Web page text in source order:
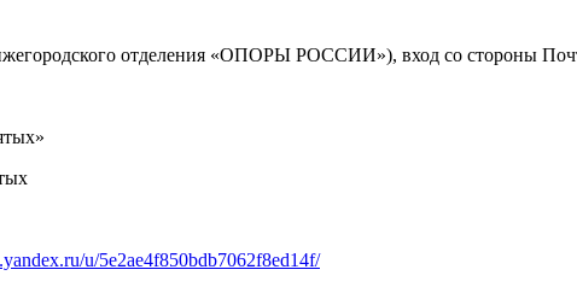
отделения «ОПОРЫ РОССИИ»), вход со стороны
u/5e2ae4f850bdb7062f8ed14f/